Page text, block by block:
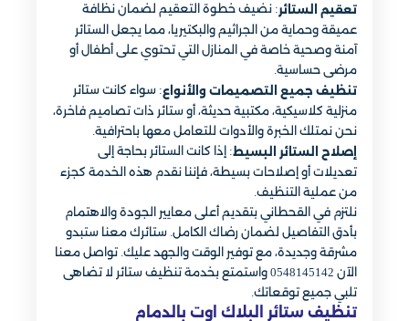
تعقيم الستائر: نضيف خطوة التعقيم لضمان نظافة
عميقة وحماية من الجراثيم والبكتيريا، مما يجعل الستائر
آمنة وصحية خاصة في المنازل التي تحتوي على أطفال أو
مرضى حساسية.
تنظيف جميع التصميمات والأنواع: سواء كانت ستائر
منزلية كلاسيكية، مكتبية حديثة، أو ستائر ذات تصاميم فاخرة،
نحن نمتلك الخبرة والأدوات للتعامل معها باحترافية.
إصلاح الستائر البسيط: إذا كانت الستائر بحاجة إلى
تعديلات أو إصلاحات بسيطة، فإننا نقدم هذه الخدمة كجزء
من عملية التنظيف.
نلتزم في القحطاني بتقديم أعلى معايير الجودة والاهتمام
بأدق التفاصيل لضمان رضاك الكامل. ستائرك معنا ستبدو
مشرقة وجديدة، مع توفير الوقت والجهد عليك. تواصل معنا
الآن 0548145142 واستمتع بخدمة تنظيف ستائر لا تضاهى
تلبي جميع توقعاتك.
تنظيف ستائر البلاك اوت​ بالدمام